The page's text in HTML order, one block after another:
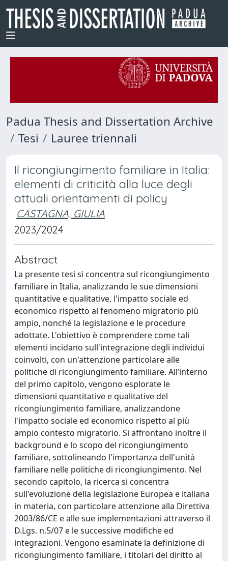
Padua Thesis and Dissertation Archive
Tesi
Lauree triennali
Il ricongiungimento familiare in Italia:
elementi di criticità alla luce degli
attuali orientamenti di policy
CASTAGNA, GIULIA
2023/2024
Abstract
La presente tesi si concentra sul ricongiungimento
familiare in Italia, analizzando le sue dimensioni
quantitative e qualitative, l'impatto sociale ed
economico rispetto al fenomeno migratorio più
ampio, nonché la legislazione e le procedure
adottate. L'obiettivo è comprendere come tali
elementi incidano sull'integrazione degli individui
coinvolti, con un'attenzione particolare alle
politiche di ricongiungimento familiare. All’interno
del primo capitolo, vengono esplorate le
dimensioni quantitative e qualitative del
ricongiungimento familiare, analizzandone
l'impatto sociale ed economico rispetto al più
ampio contesto migratorio. Si affrontano inoltre il
background e lo scopo del ricongiungimento
familiare, sottolineando l'importanza dell'unità
familiare nelle politiche di ricongiungimento. Nel
secondo capitolo, la ricerca si concentra
sull'evoluzione della legislazione Europea e italiana
in materia, con particolare attenzione alla Direttiva
2003/86/CE e alle sue implementazioni attraverso il
D.Lgs. n.5/07 e le successive modifiche ed
integrazioni. Vengono esaminate la definizione di
ricongiungimento familiare, i titolari del diritto al